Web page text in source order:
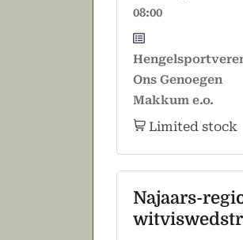
08:00
Ons Genoegen
Makkum e.o.
Limited stock
Najaars-